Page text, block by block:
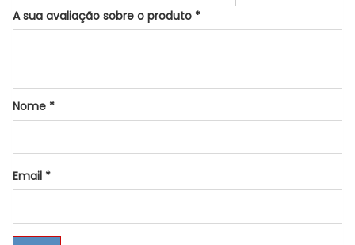
A sua avaliação sobre o produto *
Nome *
Email *